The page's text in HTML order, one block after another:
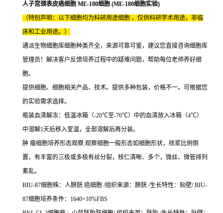
人子宫颈表皮癌细胞 ME-180细胞 (ME-180细胞实验)
（特别声明：以下细胞均为科研用途细胞 ，仅供科研学术用途，非临
床和工业用途。）
通派生物细胞库细胞种类齐全，来源可靠可鉴，建议您直接咨询细胞库
管理员！解决客户反馈培养过程中的疑难问题，帮助每位老师养好细
胞。
提供细胞、细胞相关产品、技术。提供多种包装，价格不一。可根据您
的实验需求选择。
瓶装血清解冻：低温冰箱（-20℃至-70℃）中的血清放入冰箱（4℃）
中溶解1天后移入室温，全部溶解后再分装。
肿 瘤细胞培养形态观察:观察细胞一般形态如细胞形状，核浆比例倒
置，有丰富的三极或多极有丝分裂，核仁清晰、多个，微丝、微管排列
紊乱。
BIU-87细胞株：人膀胱 癌细胞 /组织来源：膀胱 /生长特性：贴壁/ BIU-
87细胞培养条件：1640+10%FBS